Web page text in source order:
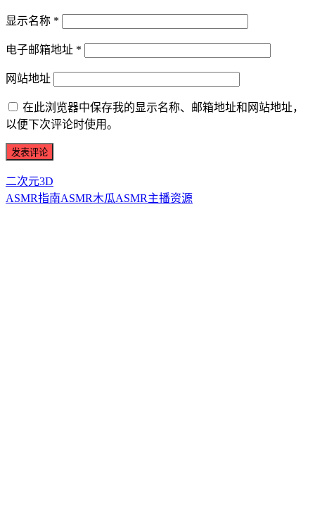
显示名称 *
电子邮箱地址 *
网站地址
在此浏览器中保存我的显示名称、邮箱地址和网站地址，
以便下次评论时使用。
二次元3D
ASMR指南ASMR木瓜ASMR主播资源